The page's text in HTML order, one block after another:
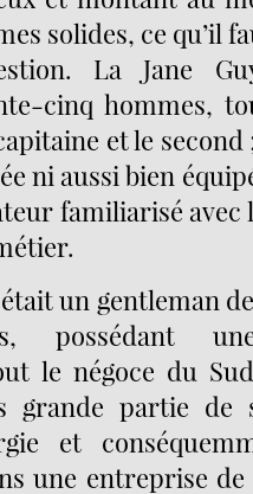
solides, ce qu’il
La Jane
cinq hommes,
et le second
ni aussi bien
familiarisé avec
un gentleman
possédant
le négoce du
grande partie
et
une entreprise